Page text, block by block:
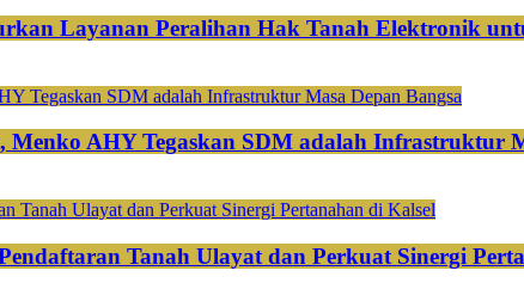
Layanan Peralihan Hak Tanah Elektronik
AHY Tegaskan SDM adalah Infrastruktur
Tanah Ulayat dan Perkuat Sinergi